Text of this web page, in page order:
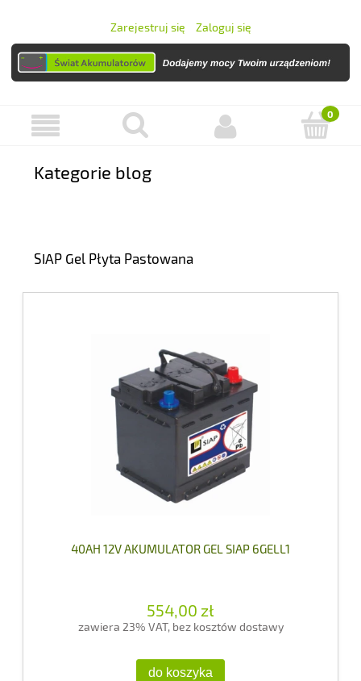
Zarejestruj się Zaloguj się
Kategorie blog
SIAP Gel Płyta Pastowana
40AH 12V AKUMULATOR GEL SIAP 6GELL1
554,00 zł
zawiera 23% VAT, bez kosztów dostawy
do koszyka